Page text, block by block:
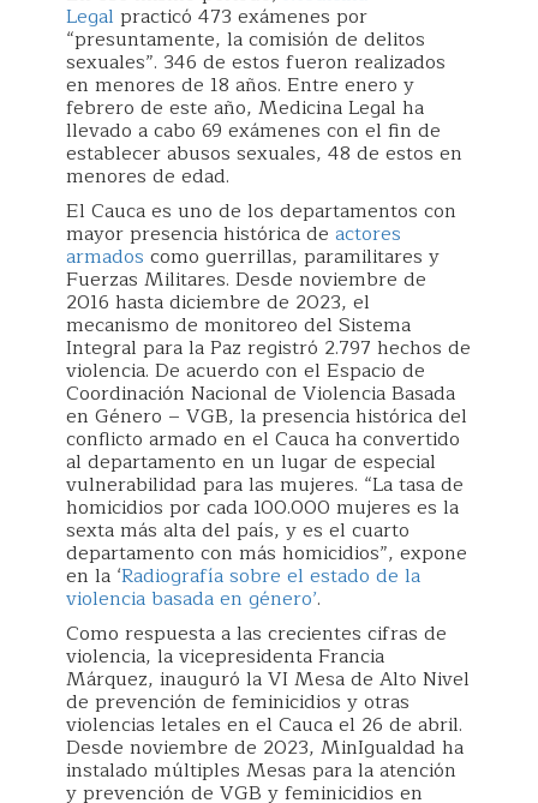
Legal practicó 473 exámenes por
“presuntamente, la comisión de delitos
sexuales”. 346 de estos fueron realizados
en menores de 18 años. Entre enero y
febrero de este año, Medicina Legal ha
llevado a cabo 69 exámenes con el fin de
establecer abusos sexuales, 48 de estos en
menores de edad.
El Cauca es uno de los departamentos con
mayor presencia histórica de actores
armados como guerrillas, paramilitares y
Fuerzas Militares. Desde noviembre de
2016 hasta diciembre de 2023, el
mecanismo de monitoreo del Sistema
Integral para la Paz registró 2.797 hechos de
violencia. De acuerdo con el Espacio de
Coordinación Nacional de Violencia Basada
en Género – VGB, la presencia histórica del
conflicto armado en el Cauca ha convertido
al departamento en un lugar de especial
vulnerabilidad para las mujeres. “La tasa de
homicidios por cada 100.000 mujeres es la
sexta más alta del país, y es el cuarto
departamento con más homicidios”, expone
en la ‘Radiografía sobre el estado de la
violencia basada en género’.
Como respuesta a las crecientes cifras de
violencia, la vicepresidenta Francia
Márquez, inauguró la VI Mesa de Alto Nivel
de prevención de feminicidios y otras
violencias letales en el Cauca el 26 de abril.
Desde noviembre de 2023, MinIgualdad ha
instalado múltiples Mesas para la atención
y prevención de VGB y feminicidios en